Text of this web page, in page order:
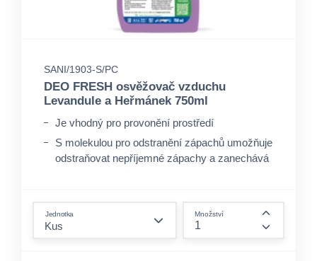
SANI/1903-S/PC
DEO FRESH osvěžovač vzduchu
Levandule a Heřmánek 750ml
Je vhodný pro provonění prostředí
S molekulou pro odstranění zápachů umožňuje
odstraňovat nepříjemné zápachy a zanechává
Jednotka Množství